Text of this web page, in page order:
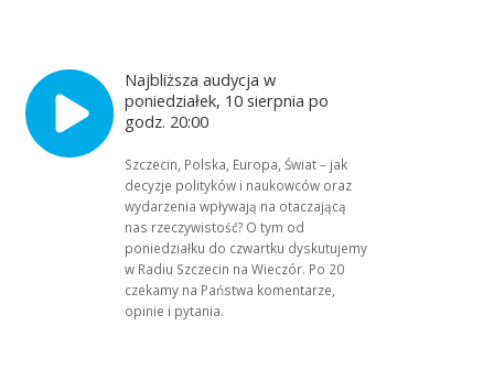
Najbliższa audycja w
poniedziałek, 10 sierpnia po
godz. 20:00
Szczecin, Polska, Europa, Świat – jak
decyzje polityków i naukowców oraz
wydarzenia wpływają na otaczającą
nas rzeczywistość? O tym od
poniedziałku do czwartku dyskutujemy
w Radiu Szczecin na Wieczór. Po 20
czekamy na Państwa komentarze,
opinie i pytania.